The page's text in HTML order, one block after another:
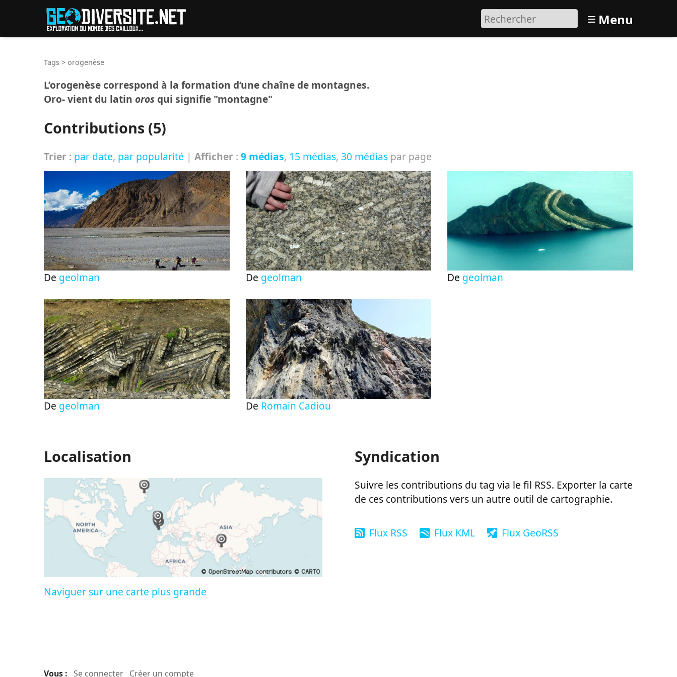
≡ Menu
Tags > orogenèse
L’orogenèse correspond à la formation d’une chaîne de montagnes.
Oro- vient du latin oros qui signifie "montagne"
Contributions (5)
Trier : par date, par popularité | Afficher : 9 médias, 15 médias, 30 médias par page
De geolman De geolman De geolman
De geolman De Romain Cadiou
Localisation
Naviguer sur une carte plus grande
Syndication
Suivre les contributions du tag via le fil RSS. Exporter la carte
de ces contributions vers un autre outil de cartographie.
Flux RSS Flux KML Flux GeoRSS
Vous : Se connecter Créer un compte